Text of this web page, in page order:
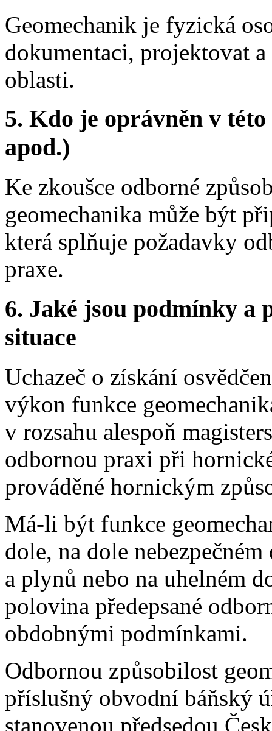
Geomechanik je fyzická
dokumentaci, projektovat
oblasti.
5. Kdo je oprávněn v
apod.)
Ke zkoušce odborné
geomechanika může být
která splňuje požadavky
praxe.
6. Jaké jsou podmínky a
situace
Uchazeč o získání
výkon funkce
v rozsahu alespoň
odbornou praxi při
prováděné hornickým
Má-li být funkce
dole, na dole
a plynů nebo na uhelném
polovina předepsané
obdobnými podmínkami.
Odbornou způsobilost
příslušný obvodní báňský
stanovenou předsedou